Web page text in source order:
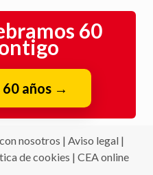
60 años→
nosotros|Aviso legal
S.A. Nº de registro Dirección